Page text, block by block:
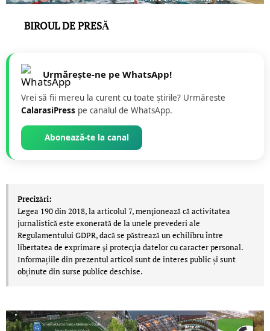
BIROUL DE PRESĂ
Urmărește-ne pe WhatsApp!
Vrei să fii mereu la curent cu toate știrile? Urmăreste
CalarasiPress pe canalul de WhatsApp.
Abonează-te la canal
Precizări:
Legea 190 din 2018, la articolul 7, menţionează că activitatea
jurnalistică este exonerată de la unele prevederi ale
Regulamentului GDPR, dacă se păstrează un echilibru între
libertatea de exprimare şi protecţia datelor cu caracter personal.
Informațiile din prezentul articol sunt de interes public și sunt
obținute din surse publice deschise.